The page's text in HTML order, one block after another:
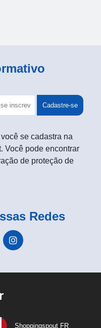
Cadastre-se
se cadastra na
Você pode encontrar
de proteção de
Redes
Shoppingspout FR